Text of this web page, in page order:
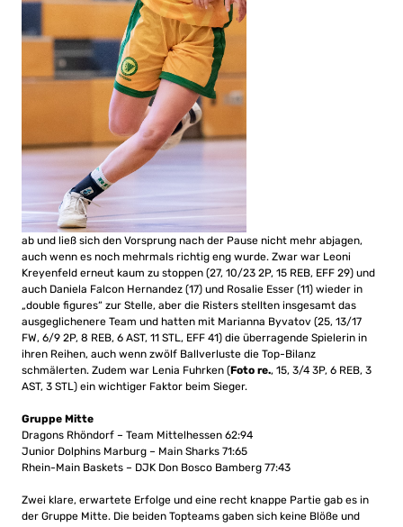
ab und ließ sich den Vorsprung nach der Pause nicht mehr abjagen,
auch wenn es noch mehrmals richtig eng wurde. Zwar war Leoni
Kreyenfeld erneut kaum zu stoppen (27, 10/23 2P, 15 REB, EFF 29) und
auch Daniela Falcon Hernandez (17) und Rosalie Esser (11) wieder in
„double figures“ zur Stelle, aber die Risters stellten insgesamt das
ausgeglichenere Team und hatten mit Marianna Byvatov (25, 13/17
FW, 6/9 2P, 8 REB, 6 AST, 11 STL, EFF 41) die überragende Spielerin in
ihren Reihen, auch wenn zwölf Ballverluste die Top-Bilanz
schmälerten. Zudem war Lenia Fuhrken (Foto re., 15, 3/4 3P, 6 REB, 3
AST, 3 STL) ein wichtiger Faktor beim Sieger.
Gruppe Mitte
Dragons Rhöndorf – Team Mittelhessen 62:94
Junior Dolphins Marburg – Main Sharks 71:65
Rhein-Main Baskets – DJK Don Bosco Bamberg 77:43
Zwei klare, erwartete Erfolge und eine recht knappe Partie gab es in
der Gruppe Mitte. Die beiden Topteams gaben sich keine Blöße und